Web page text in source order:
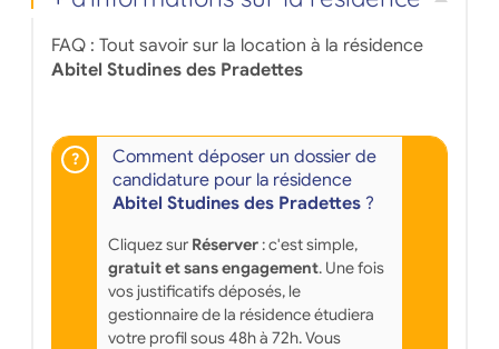
FAQ : Tout savoir sur la location à la résidence
Abitel Studines des Pradettes
Comment déposer un dossier de
candidature pour la résidence
Abitel Studines des Pradettes?
Cliquez sur Réserver: c'est simple,
gratuit et sans engagement. Une fois
vos justificatifs déposés, le
gestionnaire de la résidence étudiera
votre profil sous 48h à 72h. Vous